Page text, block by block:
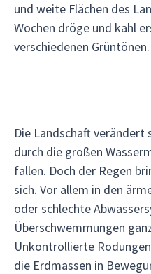
und weite Flächen des
Wochen dröge und kahl
verschiedenen Grüntönen.
Die Landschaft verändert
durch die großen
fallen. Doch der Regen
sich. Vor allem in den
oder schlechte
Überschwemmungen
Unkontrollierte
die Erdmassen in